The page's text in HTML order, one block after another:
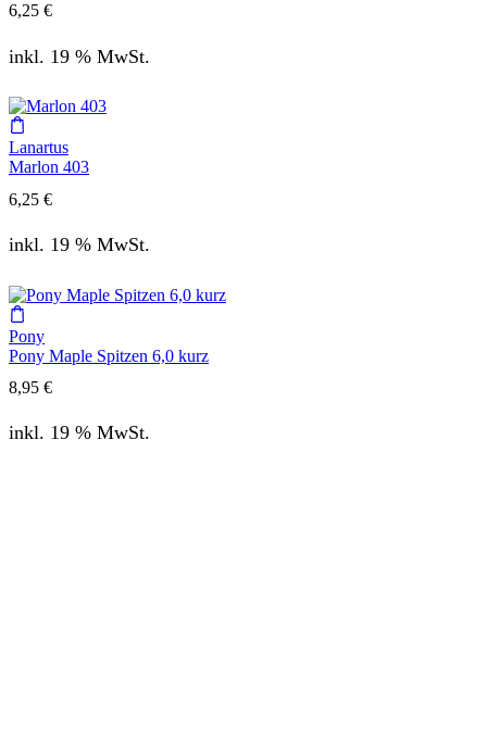
6,25 €
inkl. 19 % MwSt.
Lanartus
Marlon 403
6,25 €
inkl. 19 % MwSt.
Pony
Pony Maple Spitzen 6,0 kurz
8,95 €
inkl. 19 % MwSt.